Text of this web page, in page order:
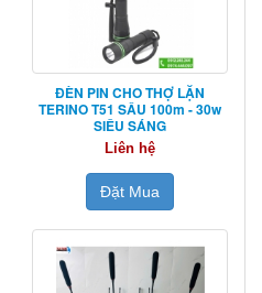
ĐÈN PIN CHO THỢ LẶN
TERINO T51 SÂU 100m - 30w
SIÊU SÁNG
Liên hệ
Đặt Mua